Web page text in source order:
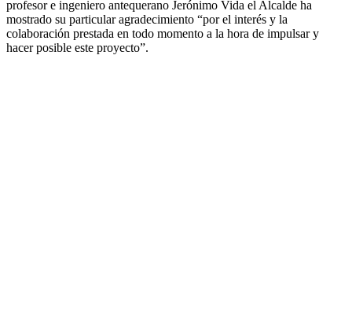
profesor e ingeniero antequerano Jerónimo Vida el Alcalde ha
mostrado su particular agradecimiento “por el interés y la
colaboración prestada en todo momento a la hora de impulsar y
hacer posible este proyecto”.